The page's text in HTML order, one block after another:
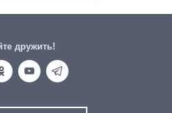
дружить!